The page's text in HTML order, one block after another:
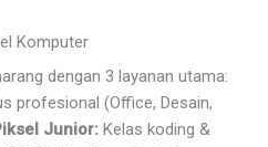
dengan 3 layanan utama:
profesional (Office, Desain,
Junior: Kelas koding &